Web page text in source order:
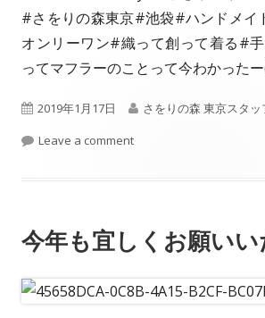
#さをりの森東京#池袋#ハンドメ
オンリーワン#織って創って着る#
ってマフラーのことって今わかった
P
u
i
h
2019年1月17日
A
o
さをりの森 東京スタッ
Leave a comment
今年も宜しくお願い